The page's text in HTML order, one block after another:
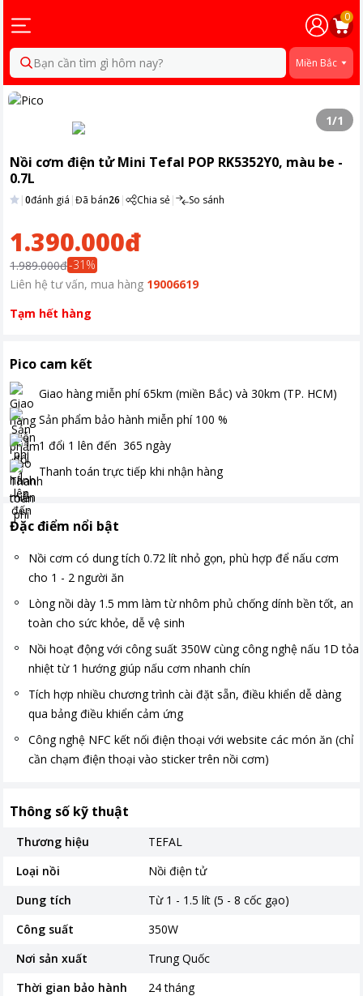
0
Bạn cần tìm gì hôm nay? Miền Bắc
1/1
Nồi cơm điện tử Mini Tefal POP RK5352Y0, màu be -
0.7L
|0đánh giá |Đã bán26 | Chia sẻ| So sánh
1.390.000đ
1.989.000đ-31 %
Liên hệ tư vấn, mua hàng 19006619
Tạm hết hàng
Pico cam kết
Giao hàng miễn phí 65km (miền Bắc) và 30km (TP. HCM)
Sản phẩm bảo hành miễn phí 100 %
1 đổi 1 lên đến 365 ngày
Thanh toán trực tiếp khi nhận hàng
Đặc điểm nổi bật
Nồi cơm có dung tích 0.72 lít nhỏ gọn, phù hợp để nấu cơm
cho 1 - 2 người ăn
Lòng nồi dày 1.5 mm làm từ nhôm phủ chống dính bền tốt, an
toàn cho sức khỏe, dễ vệ sinh
Nồi hoạt động với công suất 350W cùng công nghệ nấu 1D tỏa
nhiệt từ 1 hướng giúp nấu cơm nhanh chín
Tích hợp nhiều chương trình cài đặt sẵn, điều khiển dễ dàng
qua bảng điều khiển cảm ứng
Công nghệ NFC kết nối điện thoại với website các món ăn (chỉ
cần chạm điện thoại vào sticker trên nồi cơm)
Thông số kỹ thuật
Thương hiệu
TEFAL
Loại nồi
Nồi điện tử
Dung tích
Từ 1 - 1.5 lít (5 - 8 cốc gạo)
Công suất
350W
Nơi sản xuất
Trung Quốc
Thời gian bảo hành
24 tháng